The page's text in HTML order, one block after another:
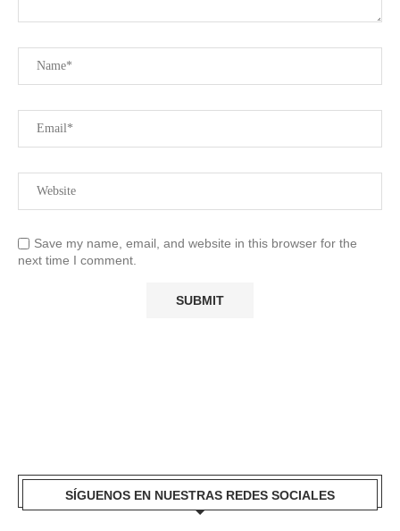
Save my name, email, and website in this browser for the
next time I comment.
SÍGUENOS EN NUESTRAS REDES SOCIALES